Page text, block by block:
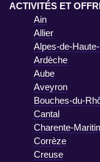
ACTIVITÉS ET
Ain
Allier
Alpes-de-
Ardèche
Aube
Aveyron
Bouches-du-
Cantal
Charente-
Corrèze
Creuse